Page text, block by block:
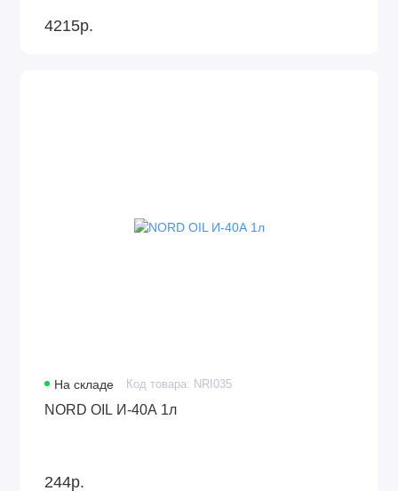
4215р.
На складе Код товара: NRI035
NORD OIL И-40А 1л
244р.